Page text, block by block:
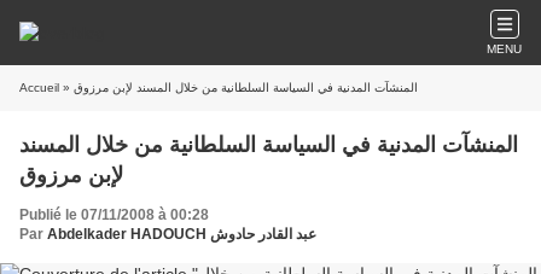
MENU
Accueil » المنشآت المدنية في السياسة السلطانية من خلال المسند لإبن مرزوق
المنشآت المدنية في السياسة السلطانية من خلال المسند
لإبن مرزوق
Publié le 07/11/2008 à 00:28
Par
Abdelkader HADOUCH عبد القادر حادوش